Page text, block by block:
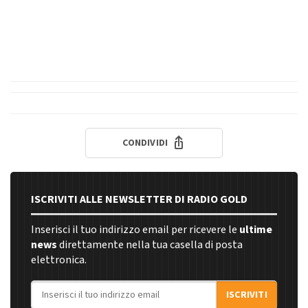
CONDIVIDI
ISCRIVITI ALLE NEWSLETTER DI RADIO GOLD
Inserisci il tuo indirizzo email per ricevere le ultime
newsdirettamente nella tua casella di posta
elettronica.
Indirizzo email
ISCRIVITI